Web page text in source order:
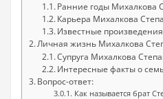
Ранние годы Михалкова
Карьера Михалкова
Известные
Личная жизнь Михалкова
Супруга Михалкова
Интересные факты о
Вопрос-ответ:
Как называется брат